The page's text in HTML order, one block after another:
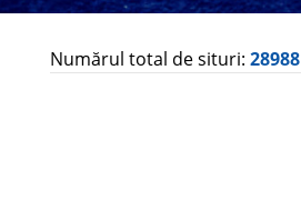
Numărul total de situri: 28988